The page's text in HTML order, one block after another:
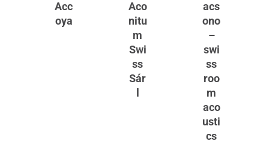
Acc
oya
Aco
nitu
m
Swi
ss
Sár
acs
ono
–
swi
ss
roo
m
aco
usti
cs